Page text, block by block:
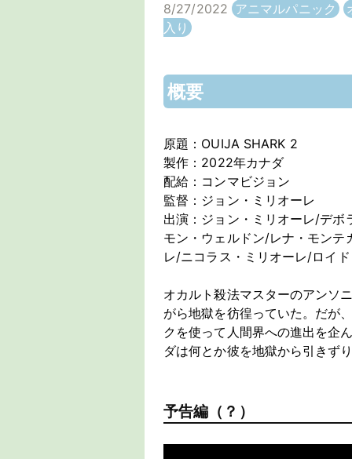
8/27/2022 アニマルパニック
入り
概要
原題：OUIJA SHARK 2
製作：2022年カナダ
配給：コンマビジョン
監督：ジョン・ミリオーレ
出演：ジョン・ミリオーレ/デ
モン・ウェルドン/レナ・モン
レ/ニコラス・ミリオーレ/ロイ
オカルト殺法マスターのアンソ
がら地獄を彷徨っていた。だが
クを使って人間界への進出を企
ダは何とか彼を地獄から引きず
予告編（？）